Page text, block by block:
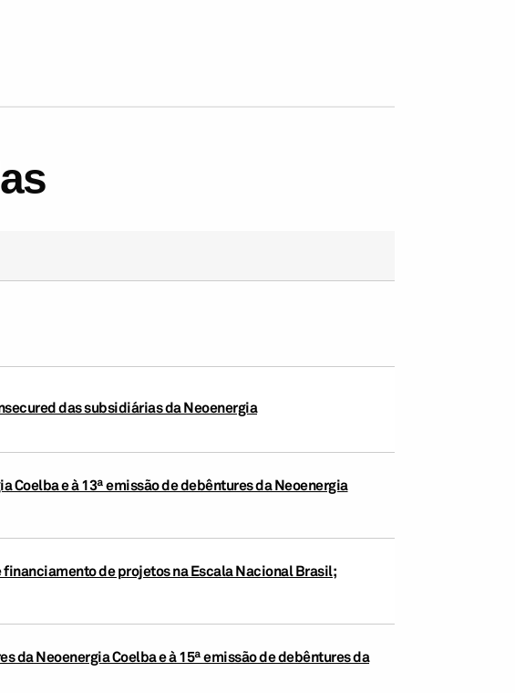
das subsidiárias da Neoenergia
Coelba e à 13ª emissão de debêntures da Neoenergia
de projetos na Escala Nacional Brasil;
da Neoenergia Coelba e à 15ª emissão de debêntures da